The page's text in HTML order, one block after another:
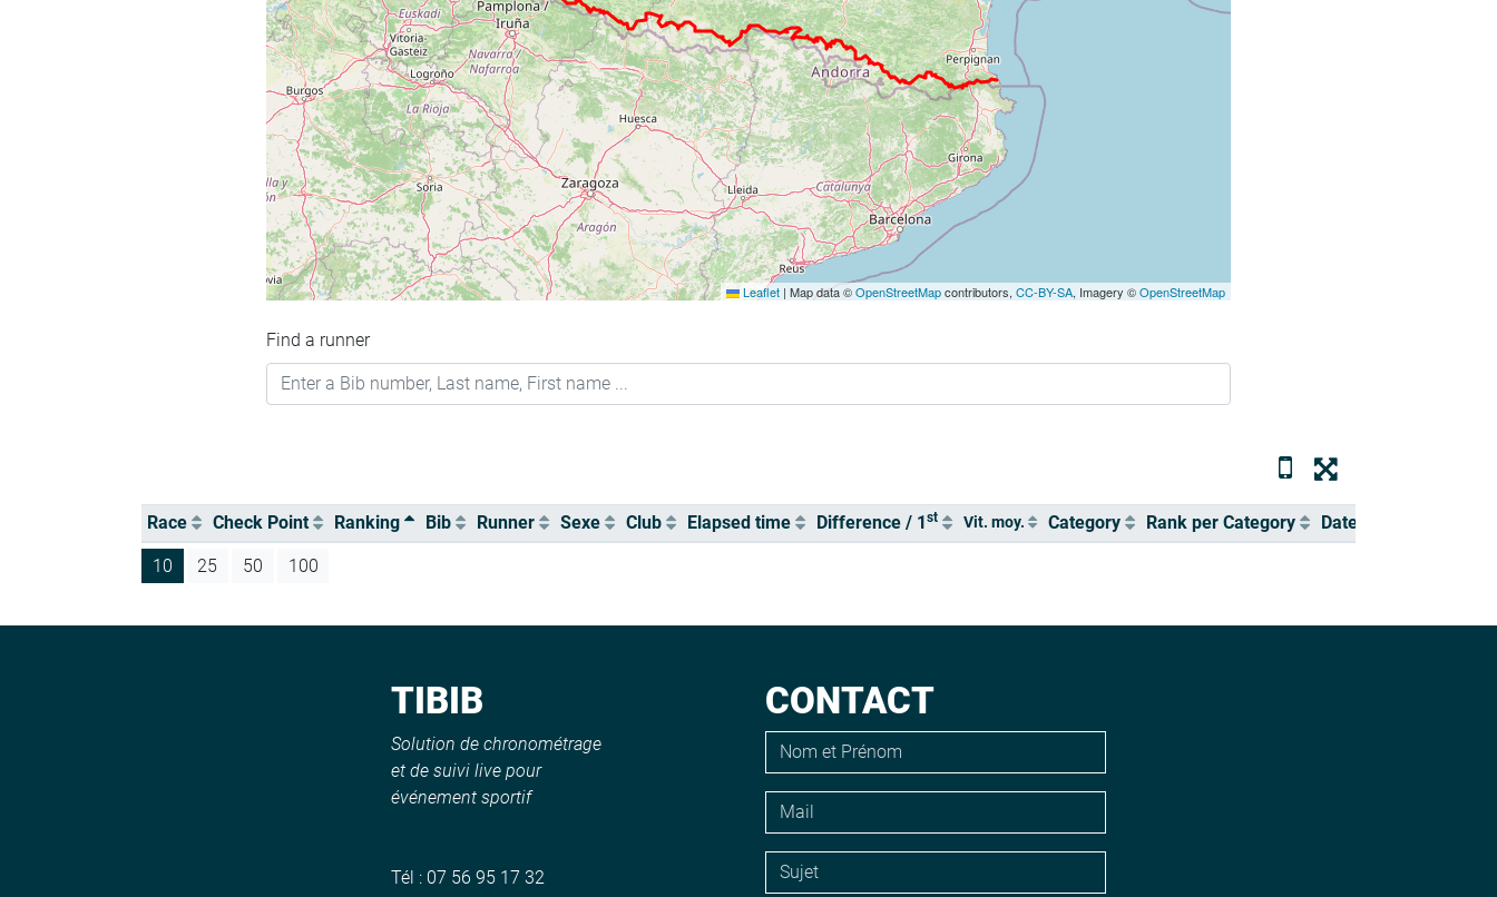
Leaflet | Map data ©OpenStreetMapcontributors, CC-BY-SA, Imagery ©OpenStreetMap
Find a runner
Race Check Point Ranking Bib Runner Sexe Club Elapsed time Difference / 1st Vit. moy. Category Rank per Category Date / Hour
10 25 50 100
TIBIB
Solution de chronométrage
et de suivi live pour
événement sportif
Tél : 07 56 95 17 32
CONTACT